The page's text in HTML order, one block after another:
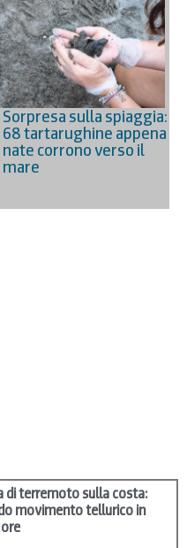
Sorpresa sulla spiaggia:
68 tartarughine appena
nate corrono verso il
mare
di terremoto sulla costa:
movimento tellurico in